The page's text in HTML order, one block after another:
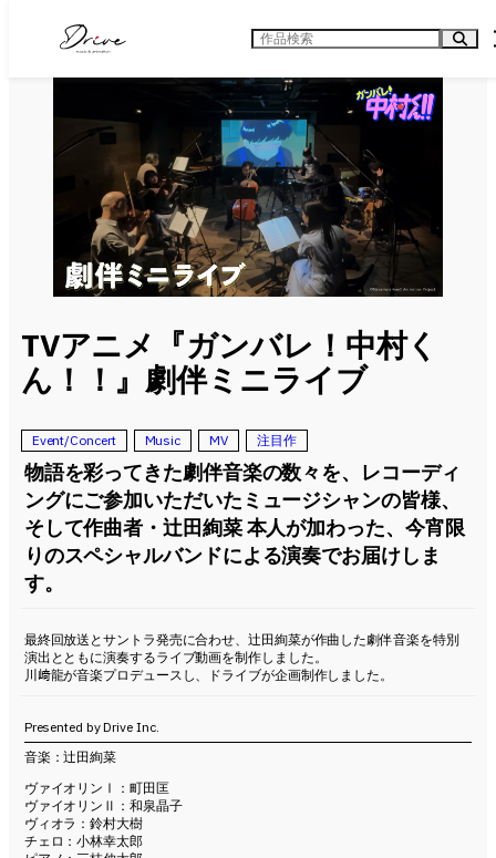
検
TVアニメ『ガンバレ！中村く
ん！！』劇伴ミニライブ
Event/Concert Music MV 注目作
物語を彩ってきた劇伴音楽の数々を、レコーディ
ングにご参加いただいたミュージシャンの皆様、
そして作曲者・辻田絢菜 本人が加わった、今宵限
りのスペシャルバンドによる演奏でお届けしま
す。
最終回放送とサントラ発売に合わせ、辻田絢菜が作曲した劇伴音楽を特別
演出とともに演奏するライブ動画を制作しました。
川﨑龍が音楽プロデュースし、ドライブが企画制作しました。
Presented by Drive Inc.
音楽：辻田絢菜
ヴァイオリンⅠ：町田匡
ヴァイオリンⅡ：和泉晶子
ヴィオラ：鈴村大樹
チェロ：小林幸太郎